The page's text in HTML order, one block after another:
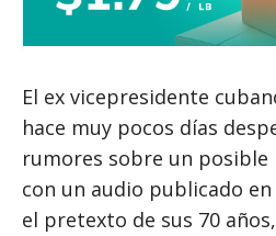
El ex vicepresidente
hace muy pocos días
rumores sobre un
con un audio publicado
el pretexto de sus 70